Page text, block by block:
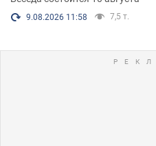
9.08.2026 11:58 7,5 т.